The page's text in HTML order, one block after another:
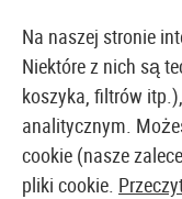
Na naszej stronie
Niektóre z nich są
koszyka, filtrów
analitycznym.
cookie (nasze
pliki cookie.